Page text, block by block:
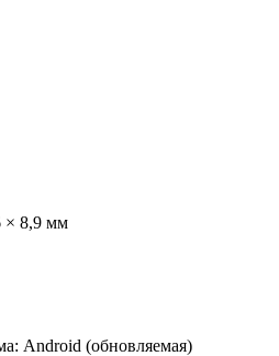
× 8,9 мм
Android (обновляемая)